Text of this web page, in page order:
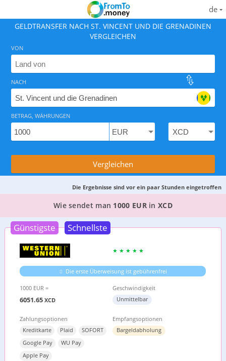
de
GELDTRANSFER NACH ST. VINCENT UND DIE GRENADINEN
VERGLEICHEN
Finden Sie den besten Weg, Geld nach St. Vincent
VON
NACH
BETRAG, WÄHRUNGEN
Vergleichen
Die Ergebnisse sind vor ein paar Stunden eingetroffen
DIE 2 BESTEN WEGE, GELD VONDEUTSCHLAND
Wie sendet man 1000 EURinXCD
Günstigste Schnellste
Die erste Überweisung ist gebührenfrei
1000 EUR =
6051.65 XCD
Geschwindigkeit
Unmittelbar
Zahlungsoptionen
Kreditkarte
Plaid
SOFORT
Google Pay
WU Pay
Apple Pay
Empfangsoptionen
Bargeldabholung